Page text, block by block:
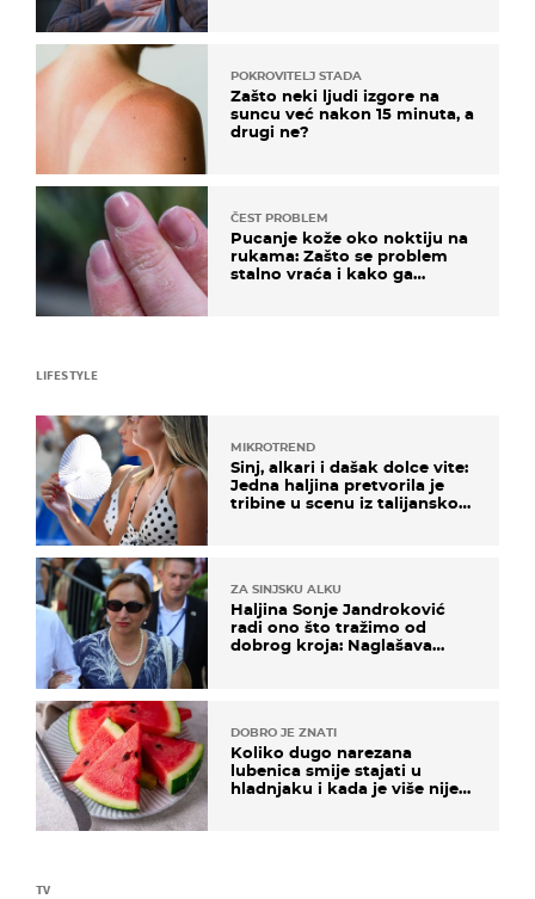
POKROVITELJ STADA
Zašto neki ljudi izgore na
suncu već nakon 15 minuta, a
drugi ne?
ČEST PROBLEM
Pucanje kože oko noktiju na
rukama: Zašto se problem
stalno vraća i kako ga
TV
LIFESTYLE
MIKROTREND
Sinj, alkari i dašak dolce vite:
Jedna haljina pretvorila je
tribine u scenu iz talijanskog
ZA SINJSKU ALKU
Haljina Sonje Jandroković
radi ono što tražimo od
dobrog kroja: Naglašava
DOBRO JE ZNATI
Koliko dugo narezana
lubenica smije stajati u
hladnjaku i kada je više nije